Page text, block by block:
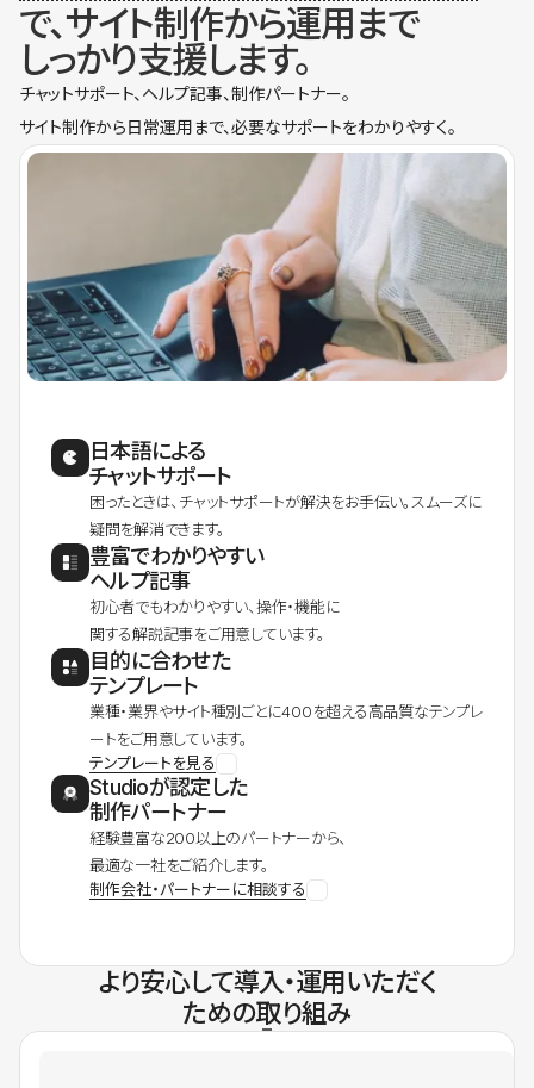
で、サイト制作から運用まで
しっかり支援します。
チャットサポート、ヘルプ記事、制作パートナー。
サイト制作から日常運用まで、必要なサポートをわかりやすく。
日本語による
チャットサポート
困ったときは、チャットサポートが解決をお手伝い。スムーズに
疑問を解消できます。
豊富でわかりやすい
ヘルプ記事
初心者でもわかりやすい、操作・機能に
関する解説記事をご用意しています。
目的に合わせた
テンプレート
業種・業界やサイト種別ごとに400を超える高品質なテンプレ
ートをご用意しています。
テンプレートを見る
Studioが認定した
制作パートナー
経験豊富な200以上のパートナーから、
最適な一社をご紹介します。
制作会社・パートナーに相談する
より安心して導入・運用いただく
ための取り組み